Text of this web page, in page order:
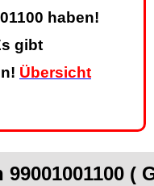
haben!
gibt
Übersicht
(